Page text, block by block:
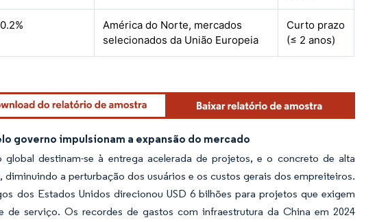
América do Norte, mercados
selecionados da União Europeia
Curto prazo
(≤ 2 anos)
governo impulsionam a expansão do mercado
destinam-se à entrega acelerada de projetos, e o concreto de alta
a perturbação dos usuários e os custos gerais dos empreiteiros.
dos Estados Unidos direcionou USD 6 bilhões para projetos que exigem
serviço. Os recordes de gastos com infraestrutura da China em 2024